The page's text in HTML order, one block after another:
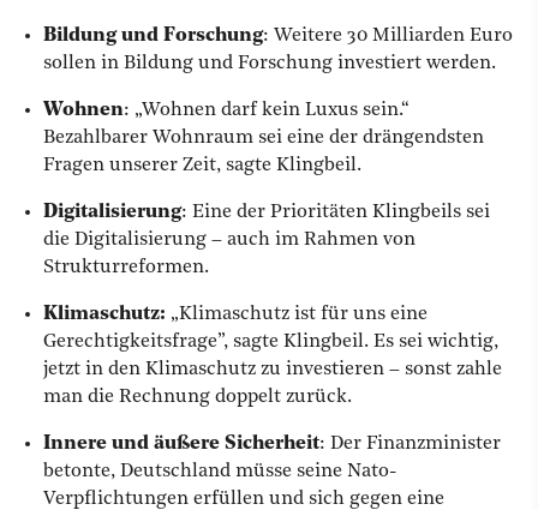
Bildung und Forschung: Weitere 30 Milliarden Euro
sollen in Bildung und Forschung investiert werden.
Wohnen: „Wohnen darf kein Luxus sein.“
Bezahlbarer Wohnraum sei eine der drängendsten
Fragen unserer Zeit, sagte Klingbeil.
Digitalisierung: Eine der Prioritäten Klingbeils sei
die Digitalisierung – auch im Rahmen von
Strukturreformen.
Klimaschutz: „Klimaschutz ist für uns eine
Gerechtigkeitsfrage”, sagte Klingbeil. Es sei wichtig,
jetzt in den Klimaschutz zu investieren – sonst zahle
man die Rechnung doppelt zurück.
Innere und äußere Sicherheit: Der Finanzminister
betonte, Deutschland müsse seine Nato-
Verpflichtungen erfüllen und sich gegen eine